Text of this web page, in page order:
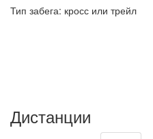
Тип забега: кросс или трейл
Дистанции